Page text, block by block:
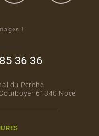
!
36 36
du Perche
61340 Nocé